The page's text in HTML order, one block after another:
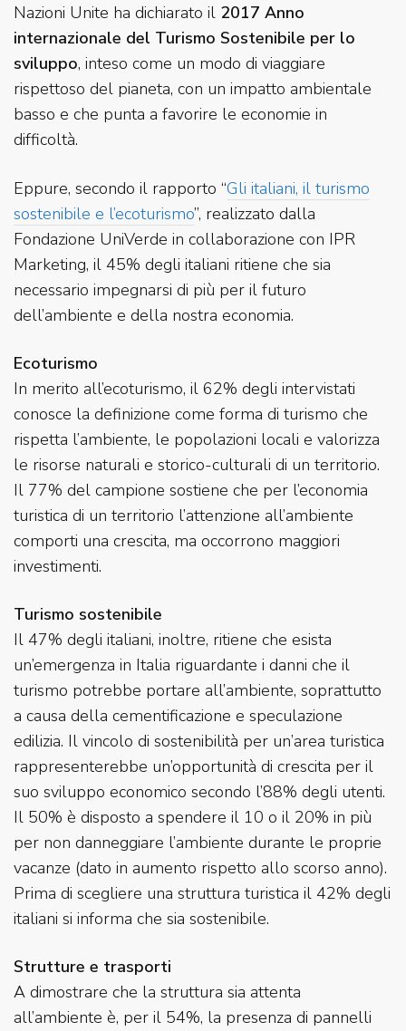
Nazioni Unite ha dichiarato il 2017 Anno
internazionale del Turismo Sostenibile per lo
sviluppo, inteso come un modo di viaggiare
rispettoso del pianeta, con un impatto ambientale
basso e che punta a favorire le economie in
difficoltà.
Eppure, secondo il rapporto “Gli italiani, il turismo
sostenibile e l’ecoturismo”, realizzato dalla
Fondazione UniVerde in collaborazione con IPR
Marketing, il 45% degli italiani ritiene che sia
necessario impegnarsi di più per il futuro
dell’ambiente e della nostra economia.
Ecoturismo
In merito all’ecoturismo, il 62% degli intervistati
conosce la definizione come forma di turismo che
rispetta l’ambiente, le popolazioni locali e valorizza
le risorse naturali e storico-culturali di un territorio.
Il 77% del campione sostiene che per l’economia
turistica di un territorio l’attenzione all’ambiente
comporti una crescita, ma occorrono maggiori
investimenti.
Turismo sostenibile
Il 47% degli italiani, inoltre, ritiene che esista
un’emergenza in Italia riguardante i danni che il
turismo potrebbe portare all’ambiente, soprattutto
a causa della cementificazione e speculazione
edilizia. Il vincolo di sostenibilità per un’area turistica
rappresenterebbe un’opportunità di crescita per il
suo sviluppo economico secondo l’88% degli utenti.
Il 50% è disposto a spendere il 10 o il 20% in più
per non danneggiare l’ambiente durante le proprie
vacanze (dato in aumento rispetto allo scorso anno).
Prima di scegliere una struttura turistica il 42% degli
italiani si informa che sia sostenibile.
Strutture e trasporti
A dimostrare che la struttura sia attenta
all’ambiente è, per il 54%, la presenza di pannelli